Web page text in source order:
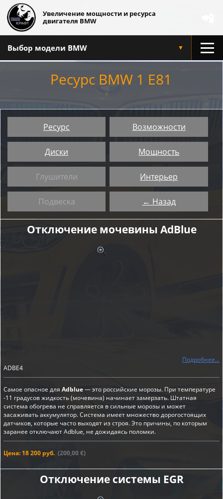
Увеличение мощности и ресурса
двигателя BMW
Выбор модели BMW ▼
Ресурс BMW 1 E81
Ресурс Возможности
Диски Мощность
Глушители Интерьер
Подвеска ← Назад
Отключение мочевины AdBlue
Подробнее...
ADBE4
Самое опасное для Adblue— это российские морозы. При температуре
-11 градусов жидкость (мочевина) начинает замерзать. Штатная
система обогрева не справляется в сильные морозы и может
засаживать аккумулятор. Система имеет множество дорогостоящих
датчиков, которые часто выходят из строя. Это причины, по которым
заранее отключают Adblue, не дожидаясь поломки.
Цена: 18 200 руб. (200,00 €)
Отключение системы EGR